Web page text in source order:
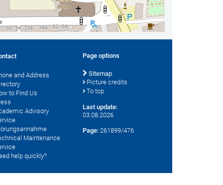
and Address
to Find Us
Advisory
Maintenance
help quickly?
Page options
Sitemap
Picture credits
To top
Last update:
03.08.2026
Page: 261899/476